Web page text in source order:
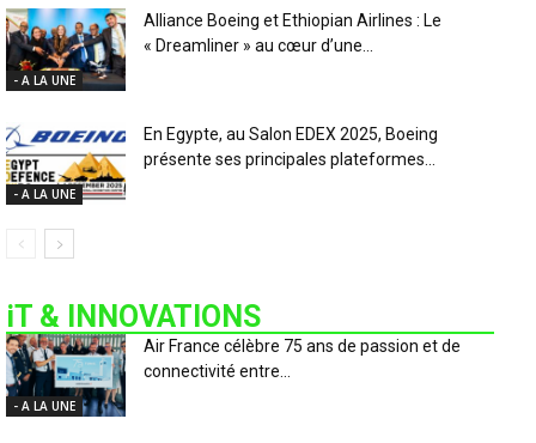
- A LA UNE
Alliance Boeing et Ethiopian Airlines : Le
« Dreamliner » au cœur d’une...
- A LA UNE
En Egypte, au Salon EDEX 2025, Boeing
présente ses principales plateformes...
iT & INNOVATIONS
- A LA UNE
Air France célèbre 75 ans de passion et de
connectivité entre...